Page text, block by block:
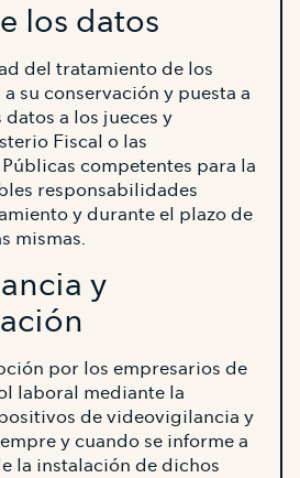
los datos
del tratamiento de los
su conservación y puesta a
a los jueces y
Fiscal o las
competentes para la
responsabilidades
y durante el plazo de
mismas.
y
por los empresarios de
laboral mediante la
de videovigilancia y
y cuando se informe a
la instalación de dichos